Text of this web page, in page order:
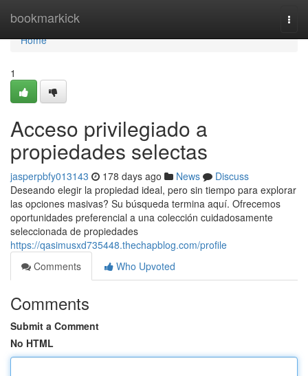
bookmarkick
Home
Home
1
Acceso privilegiado a
propiedades selectas
jasperpbfy013143 178 days ago News
Discuss
Deseando elegir la propiedad ideal, pero sin tiempo para explorar
las opciones masivas? Su búsqueda termina aquí. Ofrecemos
oportunidades preferencial a una colección cuidadosamente
seleccionada de propiedades
https://qasimusxd735448.thechapblog.com/profile
Comments
Who Upvoted
Comments
Submit a Comment
No HTML